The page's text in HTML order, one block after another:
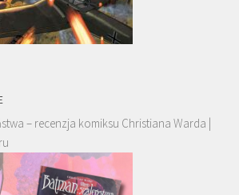
– recenzja komiksu Christiana Warda |